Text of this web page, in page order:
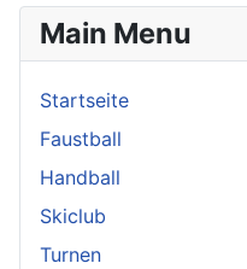
Main Menu
Startseite
Faustball
Handball
Skiclub
Turnen